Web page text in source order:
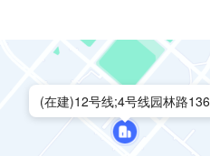
(在建)12号线;4号线园林路136